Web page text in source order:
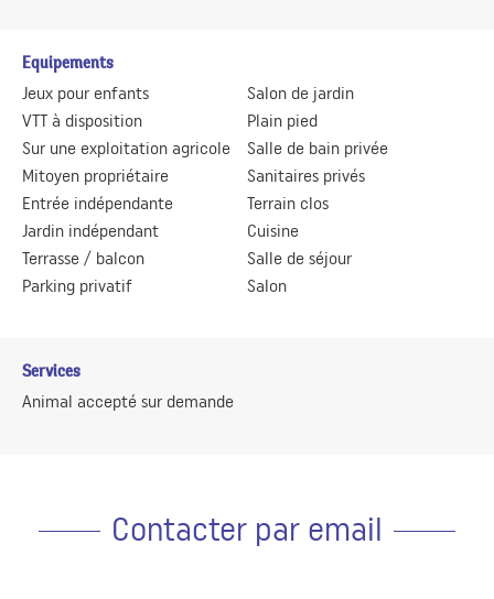
Equipements
Jeux pour enfants
VTT à disposition
Sur une exploitation agricole
Mitoyen propriétaire
Entrée indépendante
Jardin indépendant
Terrasse / balcon
Parking privatif
Salon de jardin
Plain pied
Salle de bain privée
Sanitaires privés
Terrain clos
Cuisine
Salle de séjour
Salon
Services
Animal accepté sur demande
Contacter par email